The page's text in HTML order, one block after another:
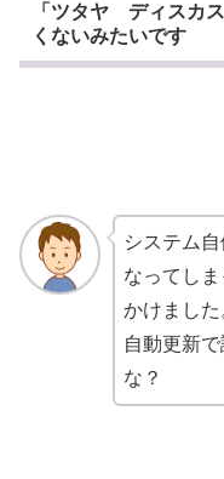
「ツタヤ ディスカ
くないみたいです
システム
なってし
かけました
自動更新
な？